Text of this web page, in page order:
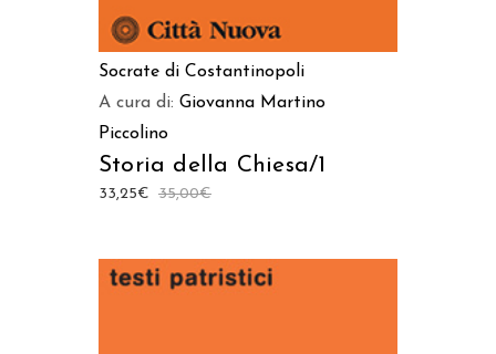
Socrate di Costantinopoli
A cura di: Giovanna Martino
Piccolino
Storia della Chiesa/1
35,00€
33,25€